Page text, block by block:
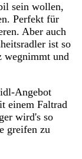
sein wollen,
Perfekt für
Aber auch
ist so
wegnimmt und
Angebot
einem Faltrad
wird's so
greifen zu